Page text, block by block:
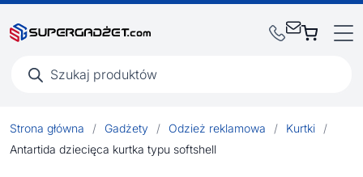
produktów
Strona główna / Gadżety / Odzież reklamowa / Kurtki
/
Antartida dziecięca kurtka typu softshell